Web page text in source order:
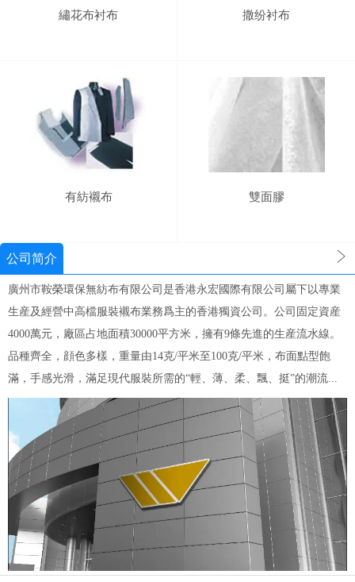
繡花布衬布 撒纷衬布
有紡襯布 雙面膠
公司简介
廣州市鞍榮環保無紡布有限公司是香港永宏國際有限公司屬下以專業
生産及經營中高檔服裝襯布業務爲主的香港獨資公司。公司固定資産
4000萬元，廠區占地面積30000平方米，擁有9條先進的生産流水線。
品種齊全，顔色多樣，重量由14克/平米至100克/平米，布面點型飽
滿，手感光滑，滿足現代服裝所需的“輕、薄、柔、飄、挺”的潮流...